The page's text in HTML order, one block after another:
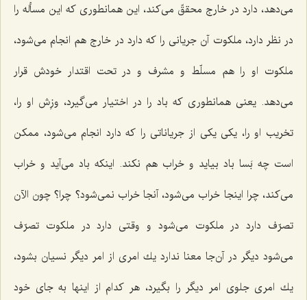
می‌دهد، دارد در خارج محققّ می‌كند، این همانطوری كه این مسأله را
در نظر دارد، ملكوت آن جریانی را كه دارد در خارج هم انجام می‌شود،
ملكوت او را هم مسلّط و مشرف و در تحت اقتدار خودش قرار
می‌دهد. یعنی همانطوری كه باد را در اختیار می‌گیرد، وزِش او را،
تخریب او را، یكی یكی از جریاناتی را كه دارد انجام می‌شود، ممكن
است چه بَسا باد بیاید و خراب هم نكند. اینكه باد می‌آید و خراب
می‌كند، چرا اینجا خراب می‌شود، آنجا خراب نمی‌شود؟ چرا؟ چون الآن
تصرّف دارد در ملكوت می‌شود و وقتی دارد در ملكوت تصرّف
می‌شود دیگر در آن‌جا معنا ندارد یك امری از امر دیگر نسیان بشود،
یك امری جلوی امر دیگر را بگیرد، هر كدام از اینها به جای خود